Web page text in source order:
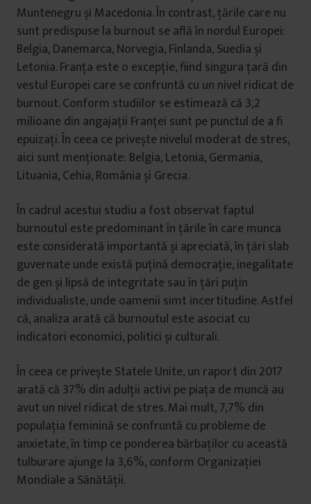
Muntenegru și Macedonia. În contrast, țările care nu
sunt predispuse la burnout se află în nordul Europei:
Belgia, Danemarca, Norvegia, Finlanda, Suedia și
Letonia. Franța este o excepție, fiind singura țară din
vestul Europei care se confruntă cu un nivel ridicat de
burnout. Conform studiilor se estimează că 3,2
milioane din angajații Franței sunt pe punctul de a fi
epuizați. În ceea ce privește nivelul moderat de stres,
aici sunt menționate: Belgia, Letonia, Germania,
Lituania, Cehia, România și Grecia.
În cadrul acestui studiu a fost observat faptul
burnoutul este predominant în țările în care munca
este considerată importantă și apreciată, în țări slab
guvernate unde există puțină democrație, inegalitate
de gen și lipsă de integritate sau în țări puțin
individualiste, unde oamenii simt incertitudine. Astfel
că, analiza arată că burnoutul este asociat cu
indicatori economici, politici și culturali.
În ceea ce privește Statele Unite, un raport din 2017
arată că 37% din adulții activi pe piața de muncă au
avut un nivel ridicat de stres. Mai mult, 7,7% din
populația feminină se confruntă cu probleme de
anxietate, în timp ce ponderea bărbaților cu această
tulburare ajunge la 3,6%, conform Organizației
Mondiale a Sănătății.